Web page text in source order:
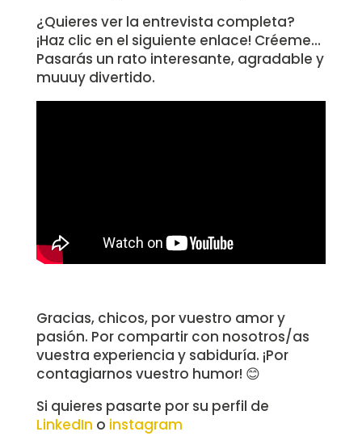
¿Quieres ver la entrevista completa?
¡Haz clic en el siguiente enlace! Créeme…
Pasarás un rato interesante, agradable y
muuuy divertido.
Gracias, chicos, por vuestro amor y
pasión. Por compartir con nosotros/as
vuestra experiencia y sabiduría. ¡Por
contagiarnos vuestro humor! 😊
Si quieres pasarte por su perfil de
LinkedIn o instagram